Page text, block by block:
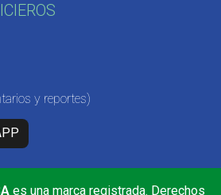
y reportes)
es una marca registrada. Derechos